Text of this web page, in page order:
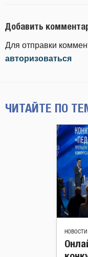
Добавить
Для отправки
авторизоваться
ЧИТАЙТЕ ПО